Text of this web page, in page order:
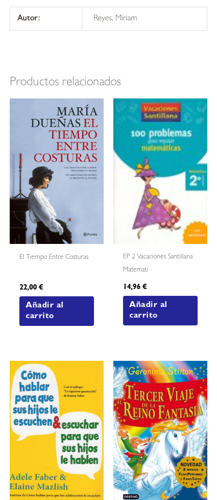
Autor: Reyes, Miriam
Productos relacionados
El Tiempo Entre Costuras
22,00€
Añadir al
carrito
EP 2 Vacaciones Santillana
Matemati
14,96€
Añadir al
carrito